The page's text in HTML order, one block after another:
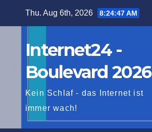
Thu. Aug 6th, 2026 8:24:48 AM
Internet24 -
Boulevard 2026
Kein Schlaf - das Internet ist
immer wach!